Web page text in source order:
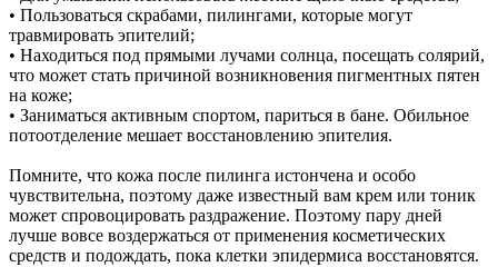
• Пользоваться скрабами, пилингами, которые могут
травмировать эпителий;
• Находиться под прямыми лучами солнца, посещать солярий,
что может стать причиной возникновения пигментных пятен
на коже;
• Заниматься активным спортом, париться в бане. Обильное
потоотделение мешает восстановлению эпителия.
Помните, что кожа после пилинга истончена и особо
чувствительна, поэтому даже известный вам крем или тоник
может спровоцировать раздражение. Поэтому пару дней
лучше вовсе воздержаться от применения косметических
средств и подождать, пока клетки эпидермиса восстановятся.